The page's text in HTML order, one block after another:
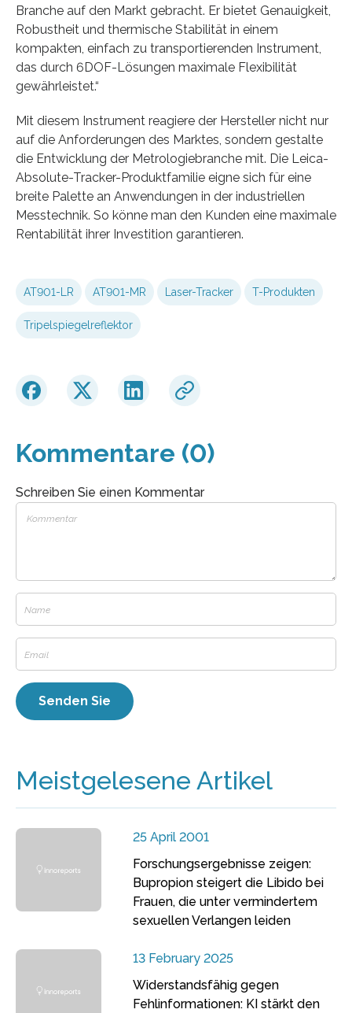
Branche auf den Markt gebracht. Er bietet Genauigkeit,
Robustheit und thermische Stabilität in einem
kompakten, einfach zu transportierenden Instrument,
das durch 6DOF-Lösungen maximale Flexibilität
gewährleistet.“
Mit diesem Instrument reagiere der Hersteller nicht nur
auf die Anforderungen des Marktes, sondern gestalte
die Entwicklung der Metrologiebranche mit. Die Leica-
Absolute-Tracker-Produktfamilie eigne sich für eine
breite Palette an Anwendungen in der industriellen
Messtechnik. So könne man den Kunden eine maximale
Rentabilität ihrer Investition garantieren.
AT901-LR AT901-MR Laser-Tracker T-Produkten
Tripelspiegelreflektor
Kommentare (0)
Schreiben Sie einen Kommentar
Meistgelesene Artikel
25 April 2001
Forschungsergebnisse zeigen:
Bupropion steigert die Libido bei
Frauen, die unter vermindertem
sexuellen Verlangen leiden
13 February 2025
Widerstandsfähig gegen
Fehlinformationen: KI stärkt den